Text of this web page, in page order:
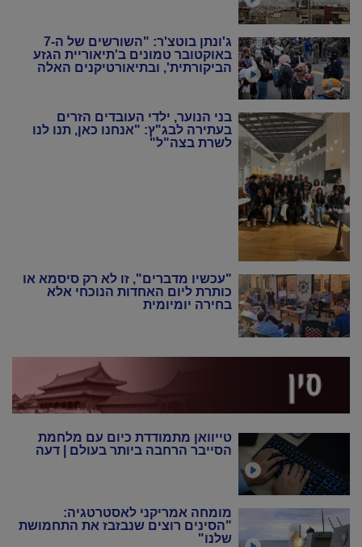
ג'ונתן בוטצ'ר: "השורשים של ה-7
באוקטובר טמונים ב'תיאוריית הגזע
הביקורתית', ובתיאורטיקנים האלה
בני הנוער, ילדי העובדים הזרים
בעתירה לבג"ץ: "אנחנו כאן, תנו לנו
לשרת בצה"ל"
"עכשיו מדברים", זו לא רק סיסמא או
כותרת ליום האחדות הנוכחי אלא
בחירה יומיומית
טייוואן מתמודדת כיום עם מלחמת
הסייבר הרחבה ביותר בעולם | דעה
מומחה אמריקני לאסטרטגיה:
"הסינים רוצים שנבזבז את התחמושת
שלנו"